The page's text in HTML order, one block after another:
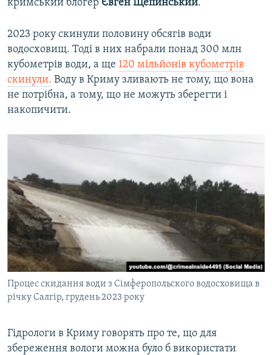
кримський блогер Євген Щепинський.
2023 року скинули половину обсягів води
водосховищ. Тоді в них набрали понад 300 млн
кубометрів води, а ще 120 мільйонів кубометрів
скинули. Воду в Криму зливають не тому, що вона
не потрібна, а тому, що не можуть зберегти і
накопичити.
Процес скидання води з Сімферопольского водосховища в
річку Салгір, грудень 2023 року
Гідрологи в Криму говорять про те, що для
збереження вологи можна було б використати